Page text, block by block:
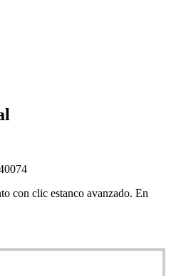
con clic estanco avanzado. En